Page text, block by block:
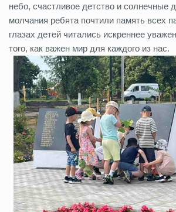
небо, счастливое детство и солнечные
молчания ребята почтили память всех
глазах детей читались искреннее
того, как важен мир для каждого из нас.